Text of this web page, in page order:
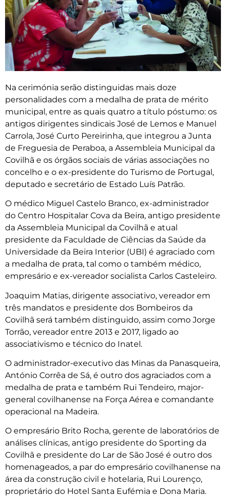
Na cerimónia serão distinguidas mais doze
personalidades com a medalha de prata de mérito
municipal, entre as quais quatro a título póstumo: os
antigos dirigentes sindicais José de Lemos e Manuel
Carrola, José Curto Pereirinha, que integrou a Junta
de Freguesia de Peraboa, a Assembleia Municipal da
Covilhã e os órgãos sociais de várias associações no
concelho e o ex-presidente do Turismo de Portugal,
deputado e secretário de Estado Luís Patrão.
O médico Miguel Castelo Branco, ex-administrador
do Centro Hospitalar Cova da Beira, antigo presidente
da Assembleia Municipal da Covilhã e atual
presidente da Faculdade de Ciências da Saúde da
Universidade da Beira Interior (UBI) é agraciado com
a medalha de prata, tal como o também médico,
empresário e ex-vereador socialista Carlos Casteleiro.
Joaquim Matias, dirigente associativo, vereador em
três mandatos e presidente dos Bombeiros da
Covilhã será também distinguido, assim como Jorge
Torrão, vereador entre 2013 e 2017, ligado ao
associativismo e técnico do Inatel.
O administrador-executivo das Minas da Panasqueira,
António Corrêa de Sá, é outro dos agraciados com a
medalha de prata e também Rui Tendeiro, major-
general covilhanense na Força Aérea e comandante
operacional na Madeira.
O empresário Brito Rocha, gerente de laboratórios de
análises clínicas, antigo presidente do Sporting da
Covilhã e presidente do Lar de São José é outro dos
homenageados, a par do empresário covilhanense na
área da construção civil e hotelaria, Rui Lourenço,
proprietário do Hotel Santa Eufémia e Dona Maria.